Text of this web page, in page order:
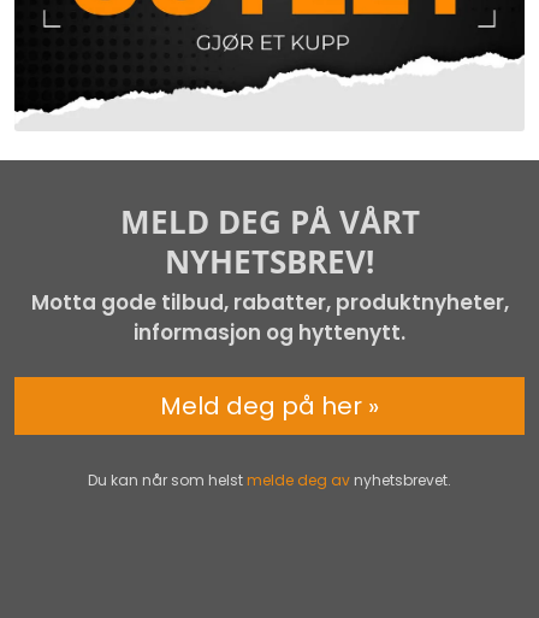
MELD DEG PÅ VÅRT
NYHETSBREV!
Motta gode tilbud, rabatter, produktnyheter,
informasjon og hyttenytt.
Du kan når som helst melde deg av nyhetsbrevet.
Meld deg på her »